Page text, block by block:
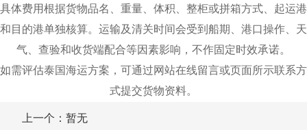
具体费用根据货物品名、重量、体积、整柜或拼箱方式、起运港
和目的港单独核算。运输及清关时间会受到船期、港口操作、天
气、查验和收货端配合等因素影响，不作固定时效承诺。
如需评估泰国海运方案，可通过网站在线留言或页面所示联系方
式提交货物资料。
上一个：暂无